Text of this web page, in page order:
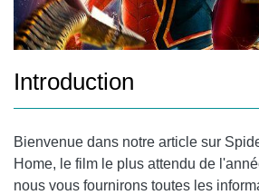
Introduction
Bienvenue dans notre article sur
Home, le film le plus attendu de
nous vous fournirons toutes les